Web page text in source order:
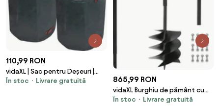
110,99 RON
vidaXL | Sac pentru Deșeuri |
Verde închis 67 x 76 cm
În stoc Livrare gratuită 865,99 RON
vidaXL Burghiu de pământ cu
mâner 250 mm, tub extensibil
În stoc Livrare gratuită